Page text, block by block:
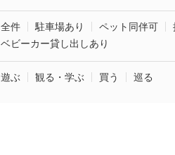
全件 駐車場あり ペット同伴可
ベビーカー貸し出しあり
遊ぶ 観る・学ぶ 買う 巡る